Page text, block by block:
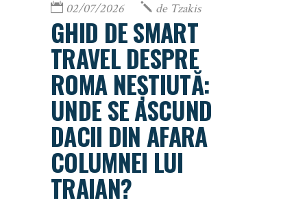
02/07/2026 de Tzakis
GHID DE SMART
TRAVEL DESPRE
ROMA NEȘTIUTĂ:
UNDE SE ASCUND
DACII DIN AFARA
COLUMNEI LUI
TRAIAN?